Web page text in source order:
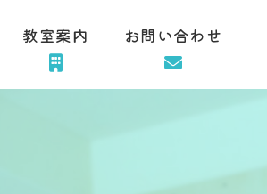
教室案内 お問い合わせ